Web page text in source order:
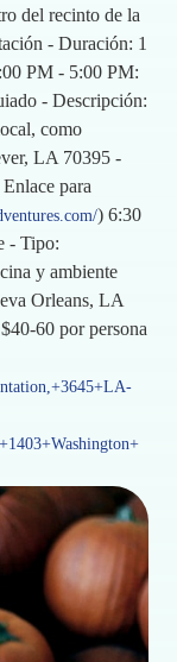
del recinto de la
- Duración: 1
PM - 5:00 PM:
- Descripción:
como
LA 70395 -
para
) 6:30
- Tipo:
y ambiente
Orleans, LA
60 por persona